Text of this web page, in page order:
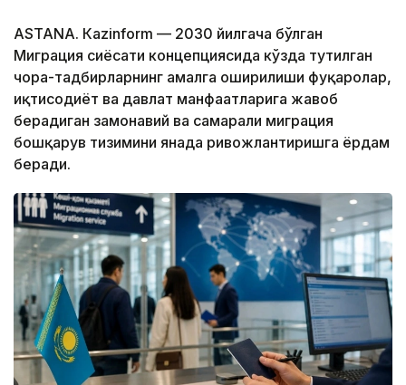
ASTANА. Кazinform — 2030 йилгача бўлган
Миграция сиёсати концепциясида кўзда тутилган
чора-тадбирларнинг амалга оширилиши фуқаролар,
иқтисодиёт ва давлат манфаатларига жавоб
берадиган замонавий ва самарали миграция
бошқарув тизимини янада ривожлантиришга ёрдам
беради.